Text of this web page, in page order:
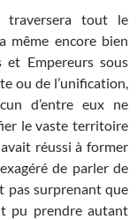
traversera tout le
même encore bien
et Empereurs sous
ou de l’unification,
d’entre eux ne
le vaste territoire
réussi à former
de parler de
pas surprenant que
pu prendre autant